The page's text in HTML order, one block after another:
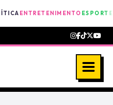
ENTRETENIMENTO